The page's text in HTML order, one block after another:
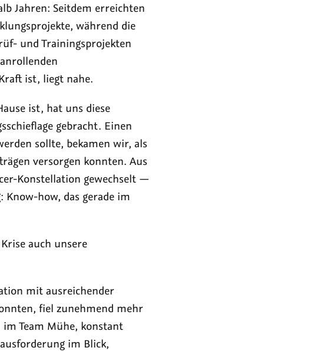
Jahren: Seitdem erreichten
während die
und Trainingsprojekten
ist, liegt nahe.
ist, hat uns diese
gebracht. Einen
sollte, bekamen wir, als
versorgen konnten. Aus
Konstellation gewechselt —
how, das gerade im
auch unsere
mit ausreichender
fiel zunehmend mehr
Team Mühe, konstant
im Blick,